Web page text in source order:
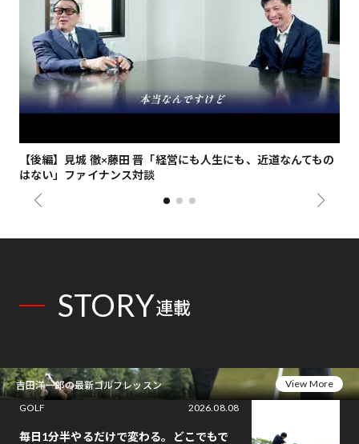
【後編】見城 徹×藤田 晋「経営にも人生にも、近道なんてもの
はない」ファイナンス対談
STORY連載
吉田洋一郎の最新ゴルフレッスン
View More
GOLF
2026.08.08
毎日1分半やるだけで変わる。どこでもで